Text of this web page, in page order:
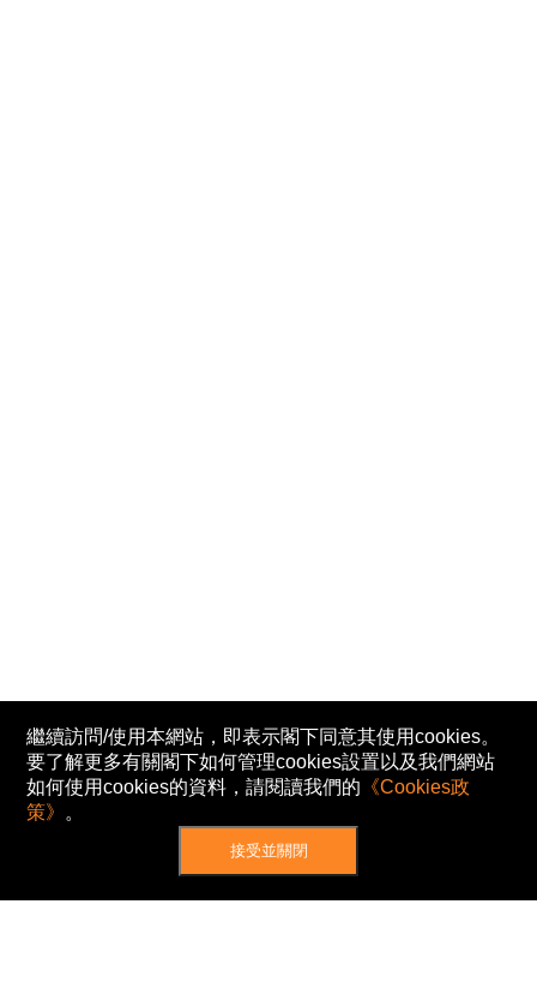
繼續訪問/使用本網站，即表示閣下同意其使用cookies。
要了解更多有關閣下如何管理cookies設置以及我們網站
如何使用cookies的資料，請閱讀我們的 《Cookies政
策》 。
接受並關閉